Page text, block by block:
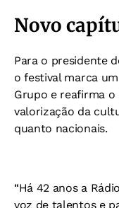
Novo
Para o presidente
o festival marca
Grupo e reafirma
valorização da
quanto nacionais.
“Há 42 anos a
voz de talentos e